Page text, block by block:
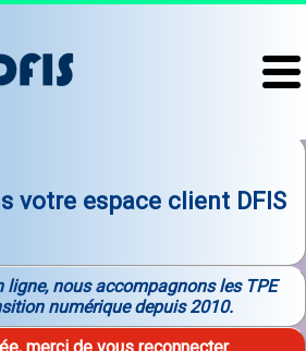
votre espace client DFIS
ligne, nous accompagnons les TPE
numérique depuis 2010.